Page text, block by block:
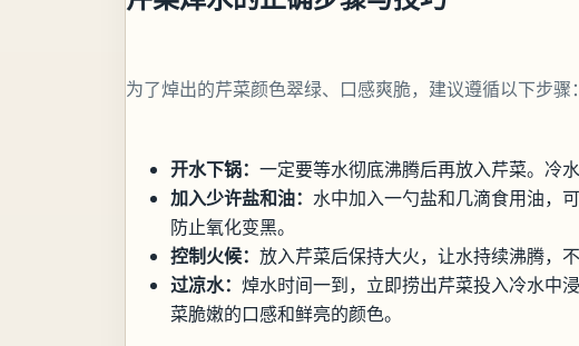
为了焯出的芹菜颜色翠绿、口感爽脆，建议遵循以下步骤：
开水下锅： 一定要等水彻底沸腾后再放入芹菜。冷
加入少许盐和油： 水中加入一勺盐和几滴食用油，
防止氧化变黑。
控制火候： 放入芹菜后保持大火，让水持续沸腾，
过凉水： 焯水时间一到，立即捞出芹菜投入冷水中
菜脆嫩的口感和鲜亮的颜色。